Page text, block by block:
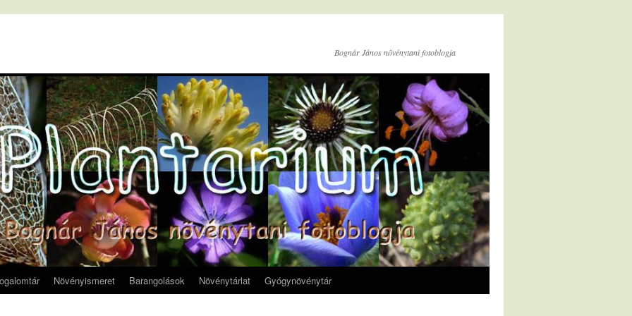
Bognár János növénytani fotoblogja
Növényismeret Barangolások Növénytárlat Gyógynövénytár